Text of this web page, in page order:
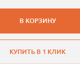
В КОРЗИНУ
КУПИТЬ В 1 КЛИК